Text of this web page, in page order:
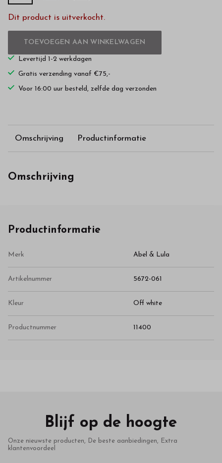
Dit product is uitverkocht.
TOEVOEGEN AAN WINKELWAGEN
Levertijd 1-2 werkdagen
Gratis verzending vanaf €75,-
Voor 16:00 uur besteld, zelfde dag verzonden
Omschrijving Productinformatie
Omschrijving
Productinformatie
Merk Abel & Lula
Artikelnummer 5672-061
Kleur Off white
Productnummer 11400
Blijf op de hoogte
Onze nieuwste producten, De beste aanbiedingen, Extra
klantenvoordeel